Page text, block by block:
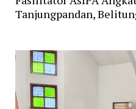
Tanjungpandan,